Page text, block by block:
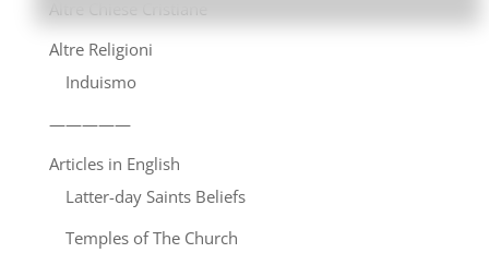
Altre Religioni
Induismo
—————
Articles in English
Latter-day Saints Beliefs
Temples of The Church